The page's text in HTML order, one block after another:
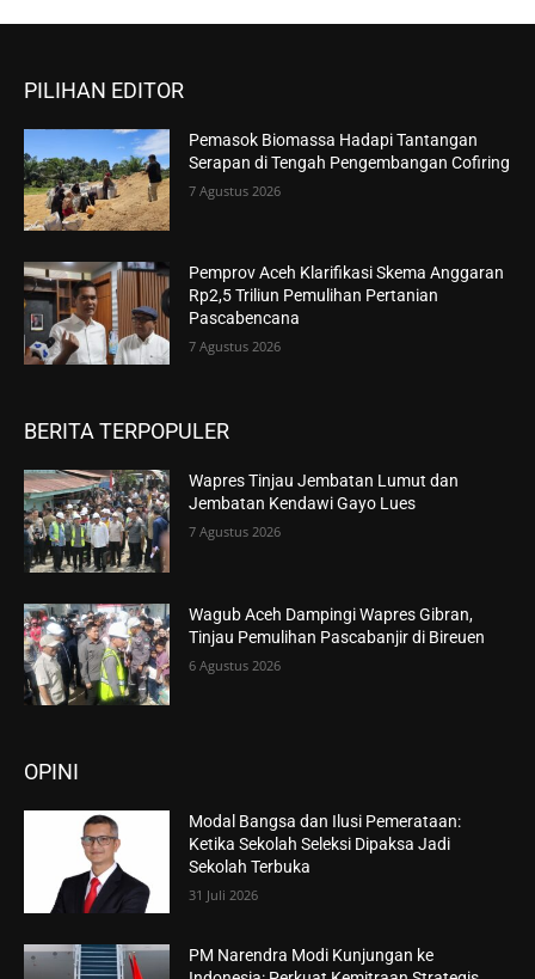
PILIHAN EDITOR
Pemasok Biomassa Hadapi Tantangan
Serapan di Tengah Pengembangan Cofiring
7 Agustus 2026
Pemprov Aceh Klarifikasi Skema Anggaran
Rp2,5 Triliun Pemulihan Pertanian
Pascabencana
7 Agustus 2026
BERITA TERPOPULER
Wapres Tinjau Jembatan Lumut dan
Jembatan Kendawi Gayo Lues
7 Agustus 2026
Wagub Aceh Dampingi Wapres Gibran,
Tinjau Pemulihan Pascabanjir di Bireuen
6 Agustus 2026
OPINI
Modal Bangsa dan Ilusi Pemerataan:
Ketika Sekolah Seleksi Dipaksa Jadi
Sekolah Terbuka
31 Juli 2026
PM Narendra Modi Kunjungan ke